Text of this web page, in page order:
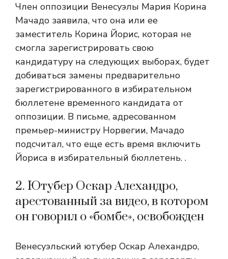
Член оппозиции Венесуэлы Мария Корина
Мачадо заявила, что она или ее
заместитель Корина Йорис, которая не
смогла зарегистрировать свою
кандидатуру на следующих выборах, будет
добиваться замены предварительно
зарегистрированного в избирательном
бюллетене временного кандидата от
оппозиции. В письме, адресованном
премьер-министру Норвегии, Мачадо
подсчитал, что еще есть время включить
Йориса в избирательный бюллетень. .
2. Ютубер Оскар Алехандро,
арестованный за видео, в котором
он говорил о «бомбе», освобожден
Венесуэльский ютубер Оскар Алехандро,